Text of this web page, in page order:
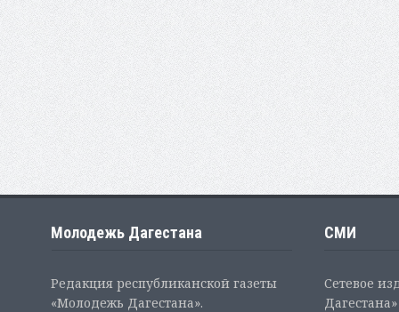
Молодежь Дагестана
Редакция республиканской газеты
«Молодежь Дагестана».
СМИ
Сетевое